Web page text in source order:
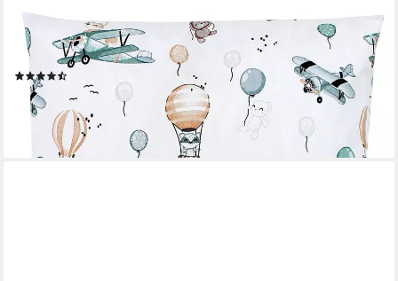
TUPTAM
Kissenbezüge TupTam Kinder Kissenbezug Kissenhülle Dekorativ
Gemustert
ab 5,99 €
lieferbar - in 2-3 Werktagen bei dir
+22